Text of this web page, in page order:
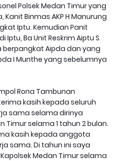
Polsek Medan Timur yang
Binmas AKP H Manurung
Iptu. Kemudian Panit
Iptu, Ba Unit Reskrim Aiptu S
Aipda dan yang
I Munthe yang sebelumnya
Rona Tambunan
kasih kepada seluruh
sama selama dirinya
Timur selama 1 tahun 2 bulan.
kasih kepada anggota
sama. Di tahun ini saya
Medan Timur selama